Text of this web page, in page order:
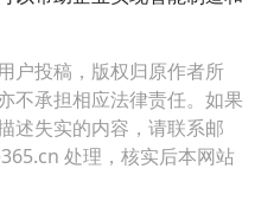
户投稿，版权归原作者所
不承担相应法律责任。如果
述失实的内容，请联系邮
处理，核实后本网站